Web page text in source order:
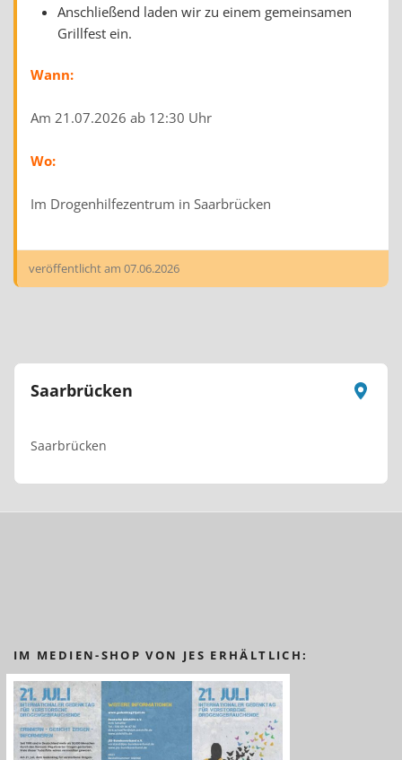
Anschließend laden wir zu einem gemeinsamen
Grillfest ein.
Wann:
Am 21.07.2026 ab 12:30 Uhr
Wo:
Im Drogenhilfezentrum in Saarbrücken
veröffentlicht am 07.06.2026
Saarbrücken
Saarbrücken
IM MEDIEN-SHOP VON JES ERHÄLTLICH: